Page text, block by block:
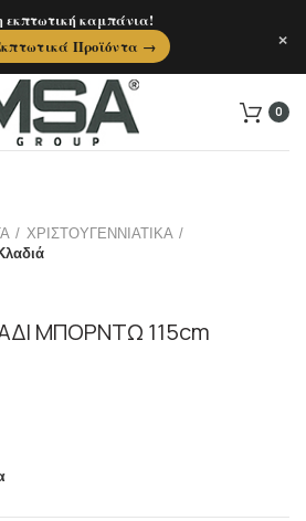
0
ΧΡΙΣΤΟΥΓΕΝΝΙΑΤΙΚΑ
ΜΠΟΡΝΤΩ 115cm
εκπτωτική καμπάνια!
Προϊόντα →
×